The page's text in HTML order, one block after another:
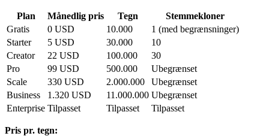
Plan Månedlig pris Tegn
Stemmekloner
Gratis
0 USD 10.000
1 (med begrænsninger)
Starter
5 USD 30.000
10
Creator
22 USD 100.000
30
Pro
99 USD 500.000
Ubegrænset
Scale
330 USD 2.000.000
Ubegrænset
Business
1.320 USD 11.000.000 Ubegrænset
Enterprise Tilpasset Tilpasset Tilpasset
Pris pr. tegn: